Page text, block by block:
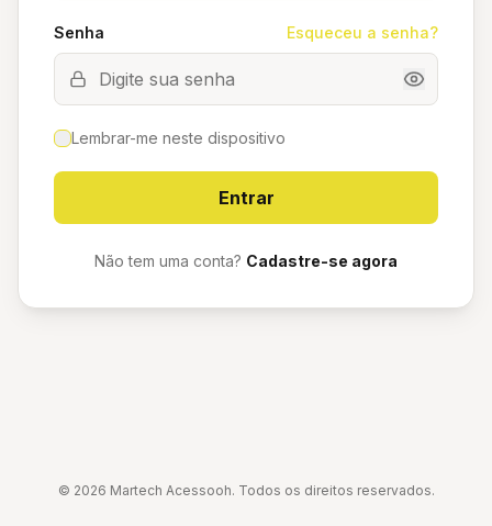
Senha Esqueceu a senha?
Lembrar-me neste dispositivo
Entrar
Não tem uma conta? Cadastre-se agora
© 2026 Martech Acessooh. Todos os direitos reservados.